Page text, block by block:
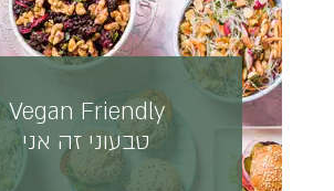
Vegan Friendly
טבעוני זה אני